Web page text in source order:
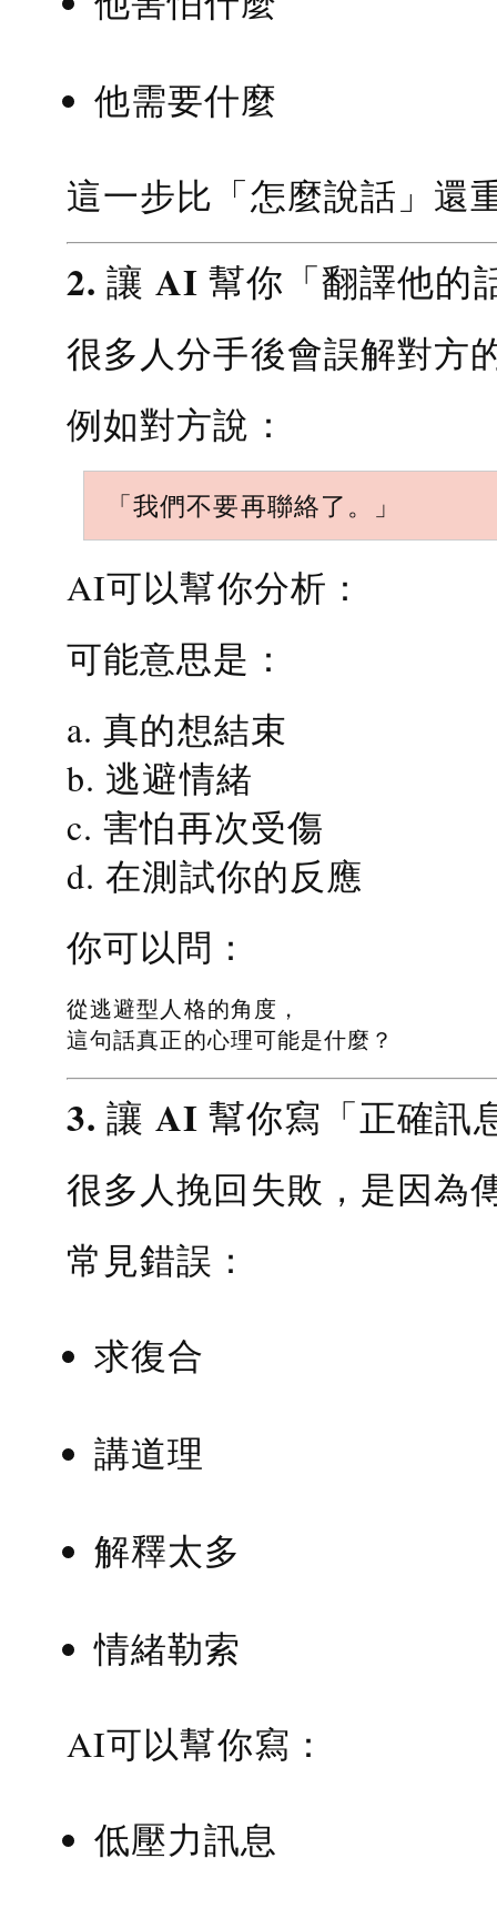
他需要什麼
這一步比「怎麼說話」還
2. 讓 AI 幫你「翻譯他的
很多人分手後會誤解對方
例如對方說：
「我們不要再聯絡了。」
AI可以幫你分析：
可能意思是：
a. 真的想結束
b. 逃避情緒
c. 害怕再次受傷
d. 在測試你的反應
你可以問：
從逃避型人格的角度，
這句話真正的心理可能是什麼？
3. 讓 AI 幫你寫「正確訊
很多人挽回失敗，是因為
常見錯誤：
求復合
講道理
解釋太多
情緒勒索
AI可以幫你寫：
低壓力訊息